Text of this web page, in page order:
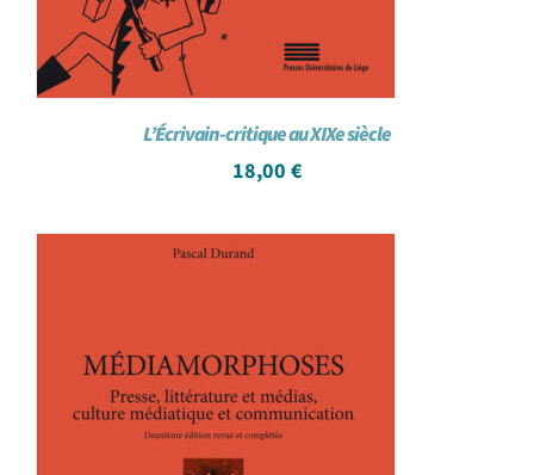
L’Écrivain-critique au XIXe siècle
18,00 €